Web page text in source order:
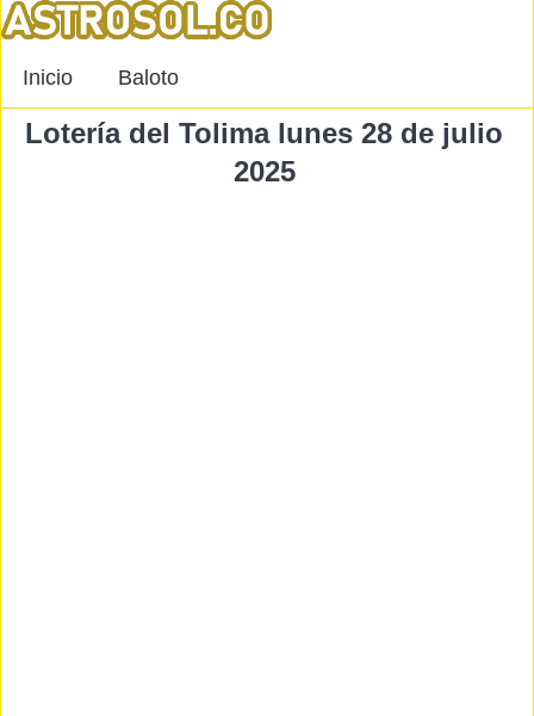
Inicio Baloto
Lotería del Tolima lunes 28 de julio
2025